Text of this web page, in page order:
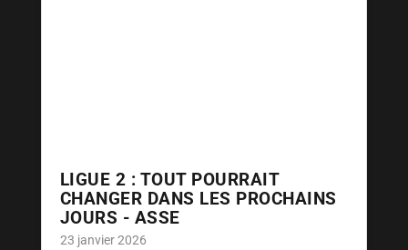
LIGUE 2 : TOUT POURRAIT
CHANGER DANS LES PROCHAINS
JOURS - ASSE
23 janvier 2026